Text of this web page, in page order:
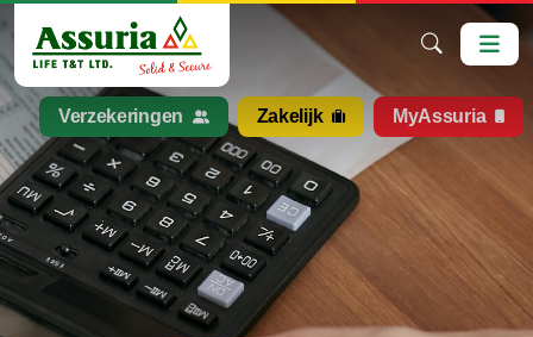
Verzekeringen Zakelijk MyAssuria